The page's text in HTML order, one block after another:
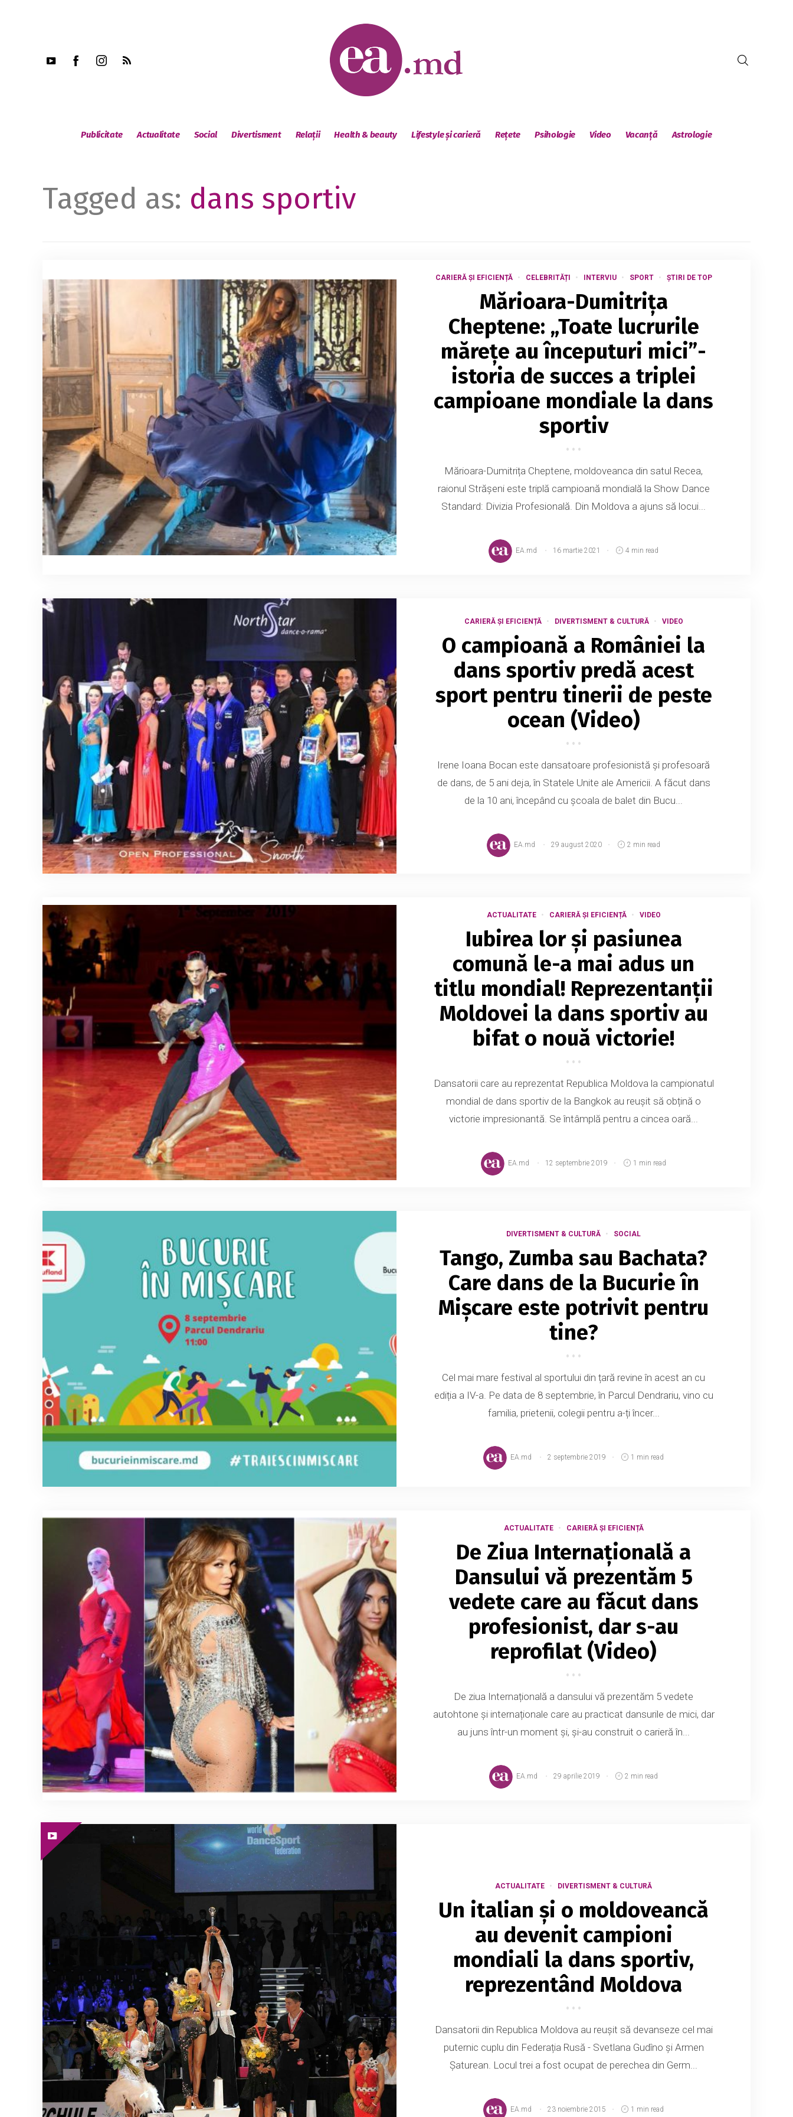
Publicitate Actualitate Social Divertisment Relații Health & beauty Lifestyle și carieră Rețete Psihologie Video Vacanță Astrologie
Tagged as: dans sportiv
CARIERĂ ȘI EFICIENȚĂ CELEBRITĂȚI INTERVIU SPORT ȘTIRI DE TOP
Mărioara-Dumitrița
Cheptene: „Toate lucrurile
mărețe au începuturi mici”-
istoria de succes a triplei
campioane mondiale la dans
sportiv
Mărioara-Dumitrița Cheptene, moldoveanca din satul Recea,
raionul Strășeni este triplă campioană mondială la Show Dance
Standard: Divizia Profesională. Din Moldova a ajuns să locui...
EA.md 16 martie 2021 4 min read
CARIERĂ ȘI EFICIENȚĂ DIVERTISMENT & CULTURĂ VIDEO
O campioană a României la
dans sportiv predă acest
sport pentru tinerii de peste
ocean (Video)
Irene Ioana Bocan este dansatoare profesionistă și profesoară
de dans, de 5 ani deja, în Statele Unite ale Americii. A făcut dans
de la 10 ani, începând cu școala de balet din Bucu...
EA.md 29 august 2020 2 min read
ACTUALITATE CARIERĂ ȘI EFICIENȚĂ VIDEO
Iubirea lor și pasiunea
comună le-a mai adus un
titlu mondial! Reprezentanții
Moldovei la dans sportiv au
bifat o nouă victorie!
Dansatorii care au reprezentat Republica Moldova la campionatul
mondial de dans sportiv de la Bangkok au reușit să obțină o
victorie impresionantă. Se întâmplă pentru a cincea oară...
EA.md 12 septembrie 2019 1 min read
DIVERTISMENT & CULTURĂ SOCIAL
Tango, Zumba sau Bachata?
Care dans de la Bucurie în
Mișcare este potrivit pentru
tine?
Cel mai mare festival al sportului din țară revine în acest an cu
ediția a IV-a. Pe data de 8 septembrie, în Parcul Dendrariu, vino cu
familia, prietenii, colegii pentru a-ți încer...
EA.md 2 septembrie 2019 1 min read
ACTUALITATE CARIERĂ ȘI EFICIENȚĂ
De Ziua Internațională a
Dansului vă prezentăm 5
vedete care au făcut dans
profesionist, dar s-au
reprofilat (Video)
De ziua Internațională a dansului vă prezentăm 5 vedete
autohtone și internaționale care au practicat dansurile de mici, dar
au juns într-un moment și, și-au construit o carieră în...
EA.md 29 aprilie 2019 2 min read
ACTUALITATE DIVERTISMENT & CULTURĂ
Un italian și o moldoveancă
au devenit campioni
mondiali la dans sportiv,
reprezentând Moldova
Dansatorii din Republica Moldova au reușit să devanseze cel mai
puternic cuplu din Federația Rusă - Svetlana Gudîno și Armen
Șaturean. Locul trei a fost ocupat de perechea din Germ...
EA.md 23 noiembrie 2015 1 min read